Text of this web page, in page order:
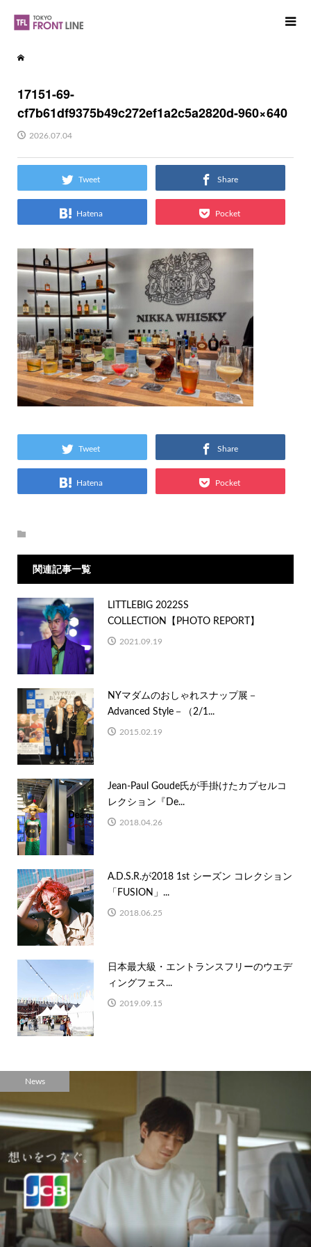
17151-69-
cf7b61df9375b49c272ef1a2c5a2820d-960×640
2026.07.04
Tweet Share
Hatena Pocket
Tweet Share
Hatena Pocket
関連記事一覧
LITTLEBIG 2022SS
COLLECTION【PHOTO REPORT】
2021.09.19
NYマダムのおしゃれスナップ展－
Advanced Style－（2/1...
2015.02.19
Jean-Paul Goude氏が手掛けたカプセルコ
レクション『De...
2018.04.26
A.D.S.R.が2018 1st シーズン コレクション
「FUSION」...
2018.06.25
日本最大級・エントランスフリーのウエデ
ィングフェス...
2019.09.15
News